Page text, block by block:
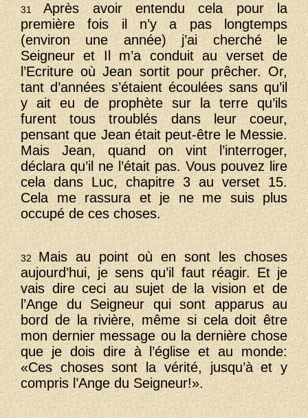
31Après avoir entendu cela pour la
première fois il n’y a pas longtemps
(environ une année) j’ai cherché le
Seigneur et Il m’a conduit au verset de
l’Ecriture où Jean sortit pour prêcher. Or,
tant d’années s’étaient écoulées sans qu’il
y ait eu de prophète sur la terre qu’ils
furent tous troublés dans leur coeur,
pensant que Jean était peut-être le Messie.
Mais Jean, quand on vint l’interroger,
déclara qu’il ne l’était pas. Vous pouvez lire
cela dans Luc, chapitre 3 au verset 15.
Cela me rassura et je ne me suis plus
occupé de ces choses.
32Mais au point où en sont les choses
aujourd’hui, je sens qu’il faut réagir. Et je
vais dire ceci au sujet de la vision et de
l’Ange du Seigneur qui sont apparus au
bord de la rivière, même si cela doit être
mon dernier message ou la dernière chose
que je dois dire à l’église et au monde:
«Ces choses sont la vérité, jusqu’à et y
compris l’Ange du Seigneur!».